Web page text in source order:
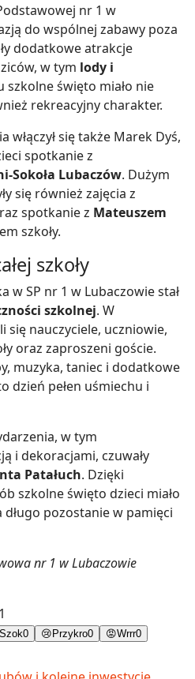
nr 1 w
do wspólnej zabawy poza
dodatkowe atrakcje
w tym lody i
szkolne święto miało nie
rekreacyjny charakter.
włączył się także Marek Dyś,
spotkanie z
Sokoła Lubaczów. Dużym
się również zajęcia z
spotkanie z Mateuszem
szkoły.
szkoły
w SP nr 1 w Lubaczowie stał
szkolnej. W
się nauczyciele, uczniowie,
oraz zaproszeni goście.
muzyka, taniec i dodatkowe
dzień pełen uśmiechu i
w tym
i dekoracjami, czuwały
Patałuch. Dzięki
szkolne święto dzieci miało
pozostanie w pamięci
nr 1 w Lubaczowie
1
Szok0 😢Przykro0 😡Wrrr0